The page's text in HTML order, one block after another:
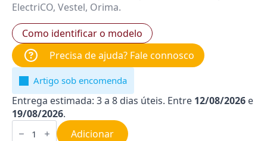
ElectriCO, Vestel, Orima.
Como identificar o modelo
Precisa de ajuda? Fale connosco
Artigo sob encomenda
Entrega estimada: 3 a 8 dias úteis. Entre 12/08/2026 e
19/08/2026.
Quantidade
de Adicionar